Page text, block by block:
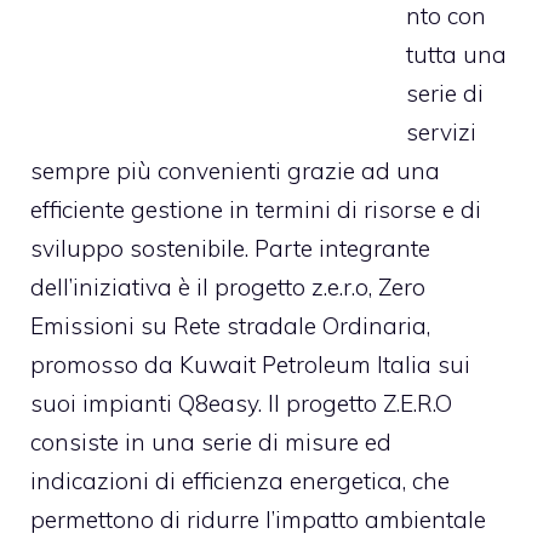
nto con
tutta una
serie di
servizi
sempre più convenienti grazie ad una
efficiente gestione in termini di risorse e di
sviluppo sostenibile. Parte integrante
dell’iniziativa è il progetto z.e.r.o, Zero
Emissioni su Rete stradale Ordinaria,
promosso da Kuwait Petroleum Italia sui
suoi impianti Q8easy. Il progetto Z.E.R.O
consiste in una serie di misure ed
indicazioni di efficienza energetica, che
permettono di ridurre l’impatto ambientale